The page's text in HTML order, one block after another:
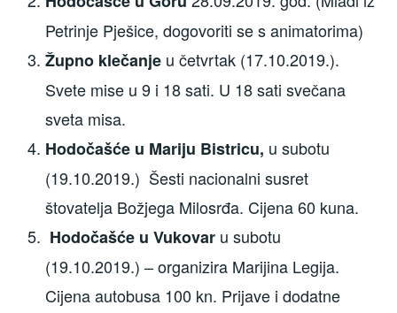
Petrinje Pješice, dogovoriti se s animatorima)
Župno klečanje u četvrtak (17.10.2019.).
Svete mise u 9 i 18 sati. U 18 sati svečana
sveta misa.
Hodočašće u Mariju Bistricu, u subotu
(19.10.2019.) Šesti nacionalni susret
štovatelja Božjega Milosrđa. Cijena 60 kuna.
Hodočašće u Vukovar u subotu
(19.10.2019.) – organizira Marijina Legija.
Cijena autobusa 100 kn. Prijave i dodatne